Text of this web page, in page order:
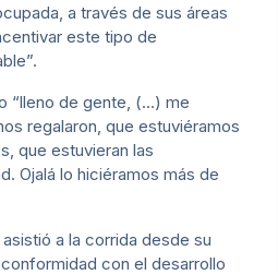
a través de sus áreas
este tipo de
“lleno de gente, (…) me
regalaron, que estuviéramos
que estuvieran las
Ojalá lo hiciéramos más de
a la corrida desde su
con el desarrollo